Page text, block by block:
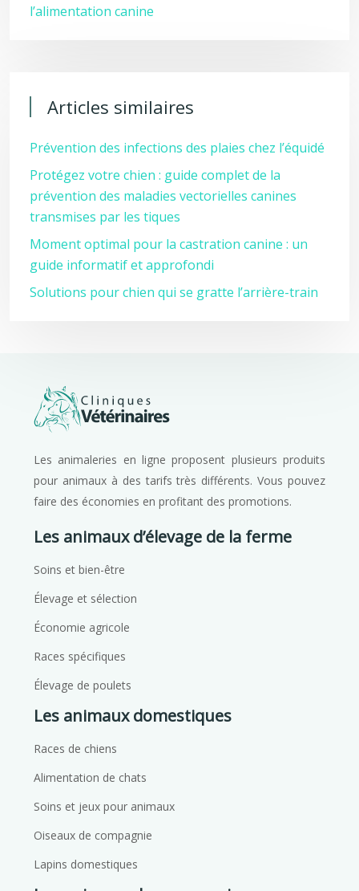
l’alimentation canine
Articles similaires
Prévention des infections des plaies chez l’équidé
Protégez votre chien : guide complet de la
prévention des maladies vectorielles canines
transmises par les tiques
Moment optimal pour la castration canine : un
guide informatif et approfondi
Solutions pour chien qui se gratte l’arrière-train
Les animaleries en ligne proposent plusieurs produits
pour animaux à des tarifs très différents. Vous pouvez
faire des économies en profitant des promotions.
Les animaux d’élevage de la ferme
Soins et bien-être
Élevage et sélection
Économie agricole
Races spécifiques
Élevage de poulets
Les animaux domestiques
Races de chiens
Alimentation de chats
Soins et jeux pour animaux
Oiseaux de compagnie
Lapins domestiques